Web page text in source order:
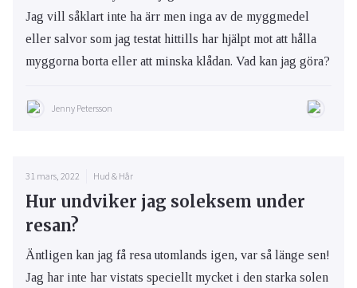
Jag vill såklart inte ha ärr men inga av de myggmedel
eller salvor som jag testat hittills har hjälpt mot att hålla
myggorna borta eller att minska klådan. Vad kan jag göra?
Jenny Petersson
31 mars, 2022 Hud & Hår
Hur undviker jag soleksem under
resan?
Äntligen kan jag få resa utomlands igen, var så länge sen!
Jag har inte har vistats speciellt mycket i den starka solen